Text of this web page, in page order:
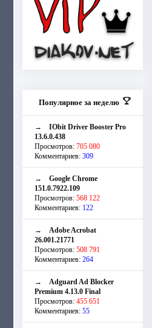
Популярное за неделю
→ IObit Driver Booster Pro
13.6.0.438
Просмотров: 705 080
Комментариев: 309
→ Google Chrome
151.0.7922.109
Просмотров: 568 122
Комментариев: 122
→ Adobe Acrobat
26.001.21771
Просмотров: 508 791
Комментариев: 264
→ Adguard Ad Blocker
Premium 4.13.0 Final
Просмотров: 455 651
Комментариев: 55